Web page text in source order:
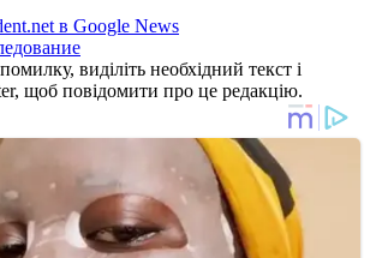
в Google News
виділіть необхідний текст і
щоб повідомити про це редакцію.